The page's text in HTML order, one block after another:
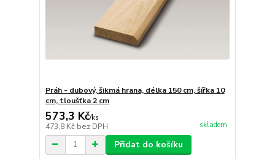
Práh - dubový, šikmá hrana, délka 150 cm, šířka 10
cm, tloušťka 2 cm
573,3 Kč/ks
473,8 Kč bez DPH skladem
Přidat do košíku